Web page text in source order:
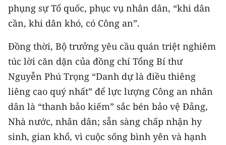
phụng sự Tổ quốc, phục vụ nhân dân, “khi dân
cần, khi dân khó, có Công an”.
Đồng thời, Bộ trưởng yêu cầu quán triệt nghiêm
túc lời căn dặn của đồng chí Tổng Bí thư
Nguyễn Phú Trọng “Danh dự là điều thiêng
liêng cao quý nhất” để lực lượng Công an nhân
dân là “thanh bảo kiếm” sắc bén bảo vệ Đảng,
Nhà nước, nhân dân; sẵn sàng chấp nhận hy
sinh, gian khổ, vì cuộc sống bình yên và hạnh